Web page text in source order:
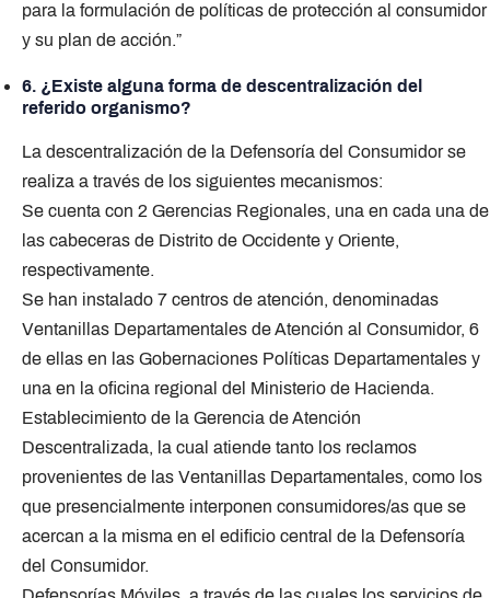
para la formulación de políticas de protección al consumidor
y su plan de acción.”
6. ¿Existe alguna forma de descentralización del
referido organismo?
La descentralización de la Defensoría del Consumidor se
realiza a través de los siguientes mecanismos:
Se cuenta con 2 Gerencias Regionales, una en cada una de
las cabeceras de Distrito de Occidente y Oriente,
respectivamente.
Se han instalado 7 centros de atención, denominadas
Ventanillas Departamentales de Atención al Consumidor, 6
de ellas en las Gobernaciones Políticas Departamentales y
una en la oficina regional del Ministerio de Hacienda.
Establecimiento de la Gerencia de Atención
Descentralizada, la cual atiende tanto los reclamos
provenientes de las Ventanillas Departamentales, como los
que presencialmente interponen consumidores/as que se
acercan a la misma en el edificio central de la Defensoría
del Consumidor.